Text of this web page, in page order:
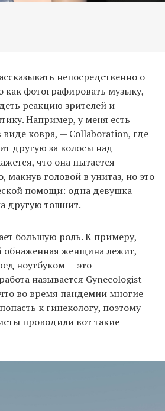
непосредственно о
как фотографировать музыку,
реакцию зрителей и
Например, у меня есть
виде ковра, — Collaboration, где
другую за волосы над
что она пытается
макнув головой в унитаз, но это
помощи: одна девушка
другую тошнит.
большую роль. К примеру,
обнаженная женщина лежит,
ноутбуком — это
называется Gynecologist
во время пандемии многие
к гинекологу, поэтому
проводили вот такие